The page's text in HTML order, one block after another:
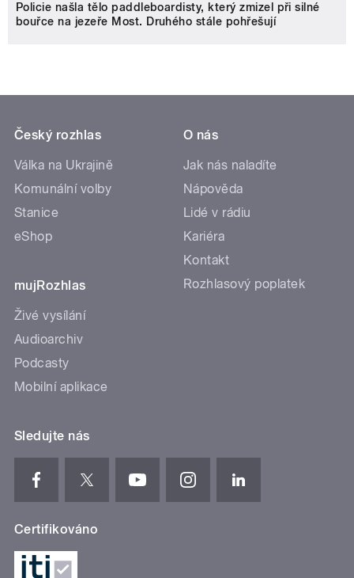
Policie našla tělo paddleboardisty, který zmizel při silné
bouřce na jezeře Most. Druhého stále pohřešují
Český rozhlas
Válka na Ukrajině
Komunální volby
Stanice
eShop
mujRozhlas
Živé vysílání
Audioarchiv
Podcasty
Mobilní aplikace
O nás
Jak nás naladíte
Nápověda
Lidé v rádiu
Kariéra
Kontakt
Rozhlasový poplatek
Sledujte nás
Certifikováno